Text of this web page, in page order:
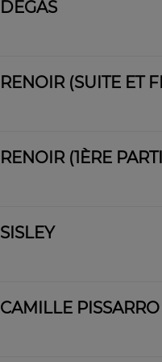
DEGAS
RENOIR (SUITE ET
RENOIR (1ÈRE
SISLEY
CAMILLE PISSARRO